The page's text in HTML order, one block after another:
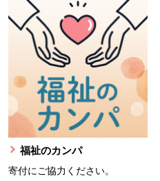
福祉のカンパ
寄付にご協力ください。